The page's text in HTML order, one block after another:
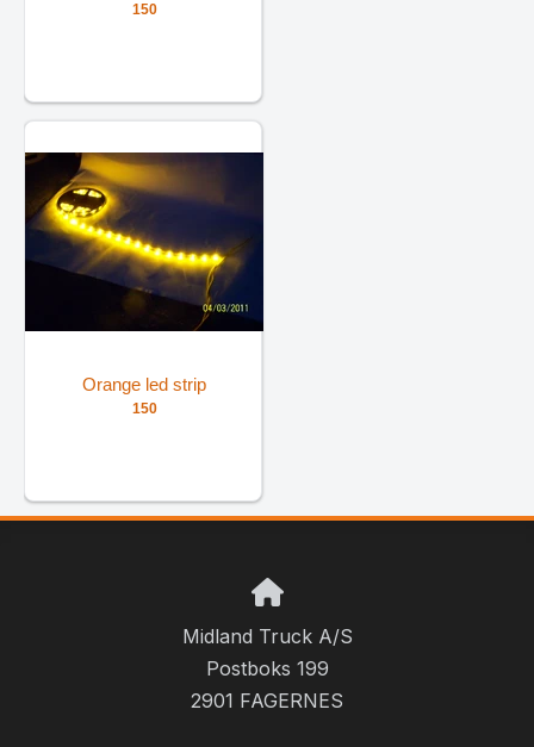
150
Orange led strip
150
Midland Truck A/S
Postboks 199
2901 FAGERNES